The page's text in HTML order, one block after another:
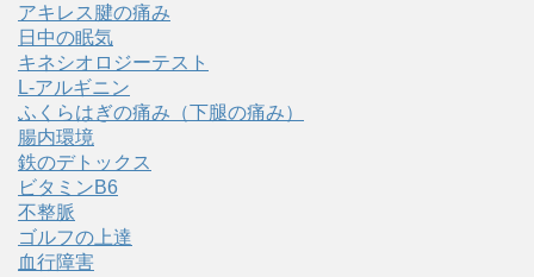
アキレス腱の痛み
日中の眠気
キネシオロジーテスト
L-アルギニン
ふくらはぎの痛み（下腿の痛み）
腸内環境
鉄のデトックス
ビタミンB6
不整脈
ゴルフの上達
血行障害